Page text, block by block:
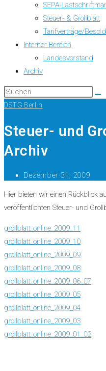
SEPA-
Steuer- & Grollblatt
Tarifverträge/
Interner Bereich
Landesvorstand
Archiv
DSTG Berlin
Steuer- und
Archiv
Dezember 31, 2009
Hier bieten wir einen Rückblick
veröffentlichten Steuer- und
grollblatt_online_2009_11
grollblatt_online_2009_10
grollblatt_online_2009_09
grollblatt_online_2009_08
grollblatt_online_2009_06_07
grollblatt_online_2009_05
grollblatt_online_2009_04
grollblatt_online_2009_03
grollblatt_online_2009_01_02